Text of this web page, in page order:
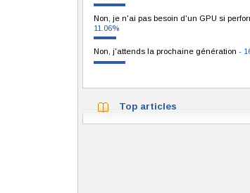
Non, je n'ai pas besoin d'un GPU si
11.06%
Non, j'attends la prochaine génération -
Top articles